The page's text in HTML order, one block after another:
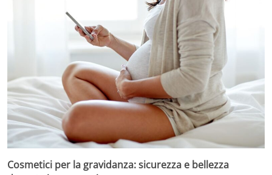
Cosmetici per la gravidanza: sicurezza e bellezza